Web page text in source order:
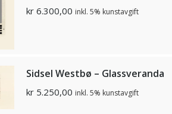
kr 6.300,00 inkl. 5% kunstavgift
Sidsel Westbø – Glassveranda
kr 5.250,00 inkl. 5% kunstavgift